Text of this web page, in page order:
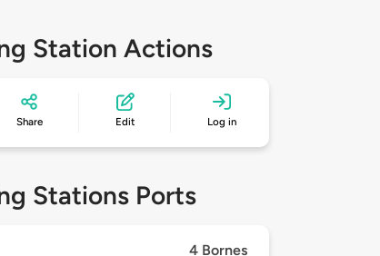
Station Actions
Share Edit Log in
Stations Ports
4 Bornes